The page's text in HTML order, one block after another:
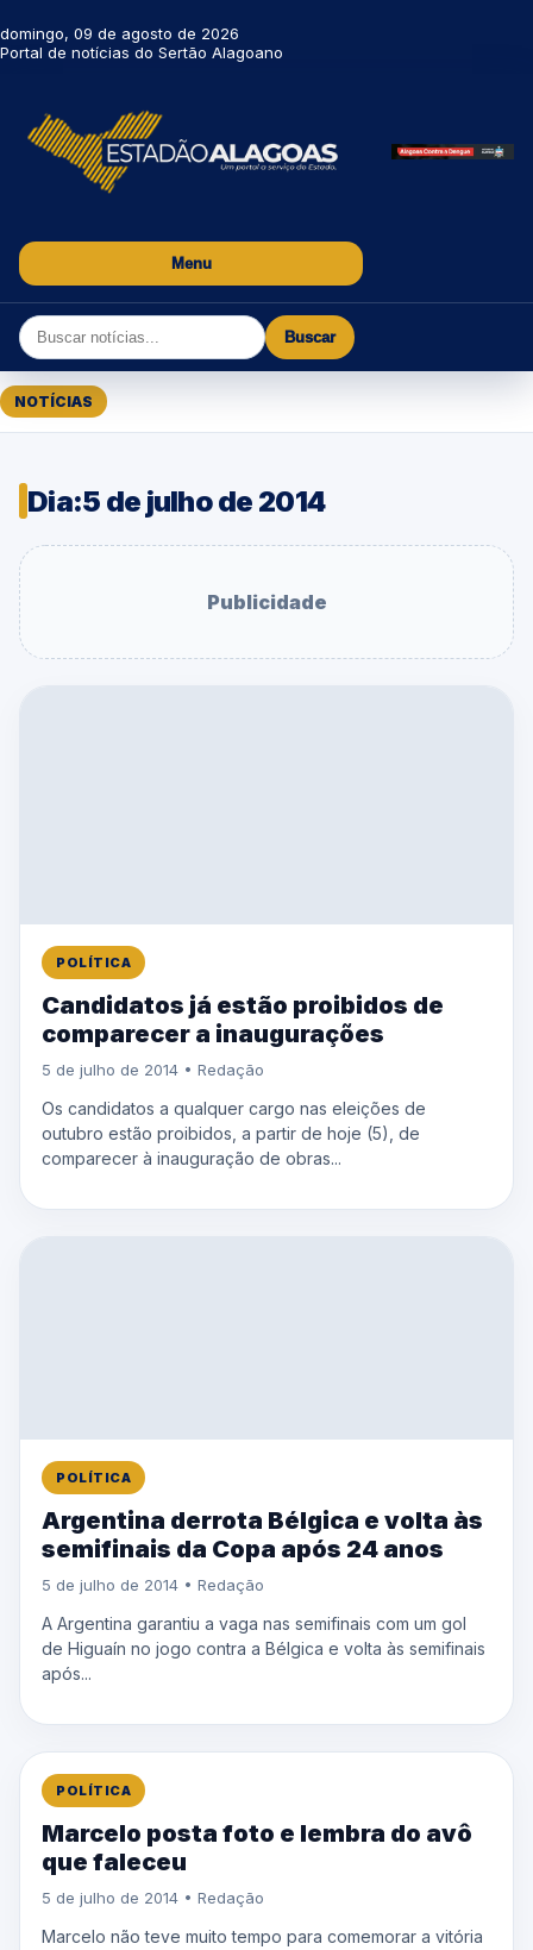
domingo, 09 de agosto de 2026
Portal de notícias do Sertão Alagoano
Menu
Buscar
NOTÍCIAS
Dia:5 de julho de 2014
Publicidade
POLÍTICA
Candidatos já estão proibidos de
comparecer a inaugurações
5 de julho de 2014 • Redação
Os candidatos a qualquer cargo nas eleições de
outubro estão proibidos, a partir de hoje (5), de
comparecer à inauguração de obras...
POLÍTICA
Argentina derrota Bélgica e volta às
semifinais da Copa após 24 anos
5 de julho de 2014 • Redação
A Argentina garantiu a vaga nas semifinais com um gol
de Higuaín no jogo contra a Bélgica e volta às semifinais
após...
POLÍTICA
Marcelo posta foto e lembra do avô
que faleceu
5 de julho de 2014 • Redação
Marcelo não teve muito tempo para comemorar a vitória